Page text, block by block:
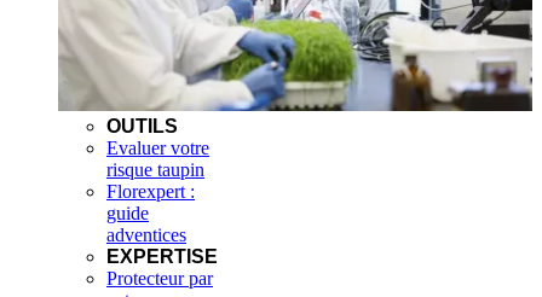
OUTILS
Evaluer votre
risque taupin
Florexpert :
guide
adventices
EXPERTISE
Protecteur par